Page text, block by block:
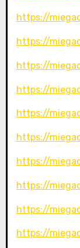
https://
https://
https://
https://
https://
https://
https://
https://
https://
https://